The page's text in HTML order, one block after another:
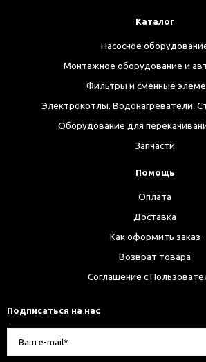
Каталог
Насосное
Монтажное оборудование и
Фильтры и сменные
Электрокотлы. Водонагреватели.
Оборудование для
Запчасти
Помощь
Оплата
Доставка
Как оформить заказ
Возврат товара
Соглашение с
Подписаться на нас